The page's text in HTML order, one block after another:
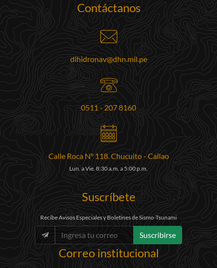
Contáctanos
dihidronav@dhn.mil.pe
0511 - 207 8160
Calle Roca N° 118. Chucuito - Callao
Lun. a Vie. 8:30 a.m. a 5:00 p.m.
Suscríbete
Recibe Avisos Especiales y Boletines de Sismo-Tsunami
Suscribirse
Correo institucional